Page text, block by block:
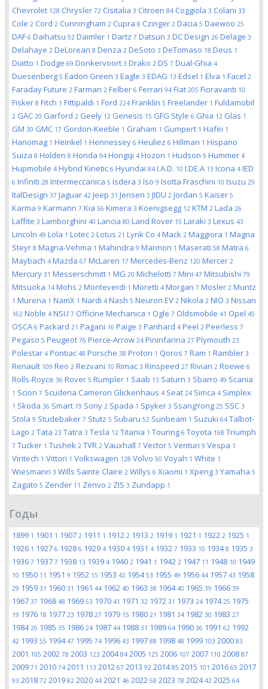
Chevrolet 128 Chrysler 72 Cisitalia 3 Citroen 84 Coggiola 3 Colani 33
Cole 2 Cord 2 Cunningham 2 Cupra 8 Czinger 2 Dacia 5 Daewoo 25
DAF 6 Daihatsu 92 Daimler 1 Dartz 7 Datsun 3 DC Design 26 Delage 3
Delahaye 2 DeLorean 8 Denza 2 DeSoto 3 DeTomaso 18 Deus 1
Diatto 1 Dodge 69 Donkervoort 3 Drako 2 DS 7 Dual-Ghia 4
Duesenberg 5 Eadon Green 3 Eagle 3 EDAG 13 Edsel 1 Elva 1 Facel 2
Faraday Future 2 Farman 2 Felber 6 Ferrari 94 Fiat 205 Fioravanti 10
Fisker 8 Fitch 1 Fittipaldi 1 Ford 224 Franklin 5 Freelander 1 Fuldamobil
2 GAC 20 Garford 2 Geely 12 Genesis 15 GFG Style 6 Ghia 12 Glas 1
GM 30 GMC 17 Gordon-Keeble 1 Graham 1 Gumpert 1 Hafei 1
Hanomag 1 Heinkel 1 Hennessey 6 Heuliez 6 Hillman 1 Hispano
Suiza 8 Holden 8 Honda 94 Hongqi 4 Hozon 1 Hudson 9 Hummer 4
Hupmobile 4 Hybrid Kinetic 6 Hyundai 84 I.A.D. 10 I.DE.A 13 Icona 4 IED
6 Infiniti 28 Intermeccanica 5 Isdera 3 Iso 9 Isotta Fraschini 10 Isuzu 29
ItalDesign 37 Jaguar 42 Jeep 31 Jensen 3 JIDU 2 Jordan 5 Kaiser 5
Karma 9 Karmann 7 Kia 56 Kimera 3 Koenigsegg 12 KTM 2 Lada 26
Laffite 3 Lamborghini 40 Lancia 80 Land Rover 15 Laraki 3 Lexus 43
Lincoln 49 Lola 1 Lotec 2 Lotus 21 Lynk Co 4 Mack 2 Maggiora 1 Magna
Steyr 8 Magna-Vehma 1 Mahindra 9 Marmon 1 Maserati 58 Matra 6
Maybach 4 Mazda 67 McLaren 17 Mercedes-Benz 120 Mercer 2
Mercury 31 Messerschmitt 1 MG 20 Michelotti 7 Mini 47 Mitsubishi 79
Mitsuoka 14 Mohs 2 Monteverdi 1 Moretti 4 Morgan 7 Mosler 2 Muntz
1 Murena 1 NamX 1 Nardi 4 Nash 5 Neuron EV 2 Nikola 2 NIO 3 Nissan
162 Noble 4 NSU 7 Officine Mechanica 1 Ogle 7 Oldsmobile 41 Opel 45
OSCA 6 Packard 21 Pagani 16 Paige 3 Panhard 4 Peel 2 Peerless 7
Pegaso 5 Peugeot 76 Pierce-Arrow 24 Pininfarina 27 Plymouth 23
Polestar 4 Pontiac 48 Porsche 38 Proton 1 Qoros 7 Ram 1 Rambler 3
Renault 109 Reo 2 Rezvani 10 Rimac 3 Rinspeed 27 Rivian 2 Roewe 6
Rolls-Royce 36 Rover 5 Rumpler 1 Saab 13 Saturn 3 Sbarro 49 Scania
1 Scion 7 Scuderia Cameron Glickenhaus 4 Seat 24 Simca 4 Simplex
1 Skoda 36 Smart 19 Sony 2 Spada 1 Spyker 3 SsangYong 25 SSC 3
Stola 9 Studebaker 7 Stutz 5 Subaru 52 Sunbeam 1 Suzuki 64 Talbot-
Lago 2 Tata 23 Tatra 3 Tesla 12 Titania 1 Touring 6 Toyota 168 Triumph
7 Tucker 1 Tushek 2 TVR 2 Vauxhall 7 Vector 5 Venturi 9 Vespa 1
Viritech 1 Vittori 1 Volkswagen 128 Volvo 50 Voyah 1 White 1
Wiesmann 3 Wills Sainte Claire 2 Willys 6 Xiaomi 1 Xpeng 3 Yamaha 5
Zagato 5 Zender 11 Zenvo 2 ZIS 3 Zundapp 1
Годы
1899 1 1901 1 1907 2 1911 1 1912 2 1913 2 1919 1 1921 1 1922 2 1925 1
1926 1 1927 6 1928 6 1929 4 1930 4 1931 4 1932 7 1933 10 19348 1935 3
1936 7 1937 7 1938 13 1939 4 1940 2 1941 1 1942 2 1947 11 1948 10 1949
10 1950 11 1951 9 1952 15 1953 42 195453 1955 49 1956 44 1957 43 1958
29 1959 31 1960 31 1961 44 1962 40 1963 38 196440 1965 39 1966 39
1967 37 1968 48 1969 53 1970 41 1971 32 1972 31 1973 24 197425 1975
19 1976 18 1977 23 1978 27 1979 15 1980 21 1981 34 1982 30 1983 27
198426 1985 35 1986 24 1987 44 1988 31 1989 64 1990 36 1991 62 1992
42 1993 55 199447 1995 74 1996 43 1997 88 1998 48 1999 103 2000 83
2001 105 2002 78 2003 123 200484 2005 125 2006 107 2007 110 2008 87
2009 71 2010 74 2011 113 2012 67 2013 92 201485 2015 101 2016 65 2017
93 2018 72 2019 82 2020 44 2021 46 2022 58 2023 78 202442 2025 64